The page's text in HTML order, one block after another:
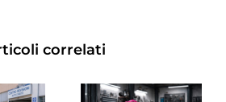
correlati